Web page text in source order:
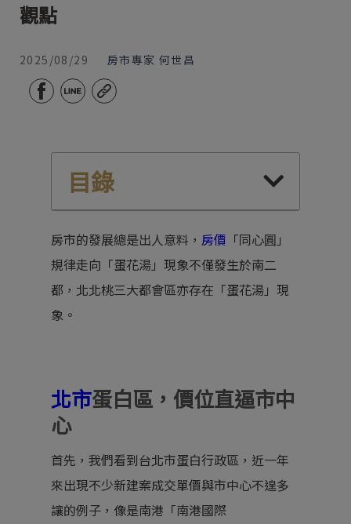
觀點
2025/08/29 房市專家 何世昌
目錄
房市的發展總是出人意料， 房價 「同心圓」
規律走向「蛋花湯」現象不僅發生於南二
都，北北桃三大都會區亦存在「蛋花湯」現
象。
北市蛋白區，價位直逼市中
心
首先，我們看到台北市蛋白行政區，近一年
來出現不少新建案成交單價與市中心不遑多
讓的例子，像是南港「南港國際